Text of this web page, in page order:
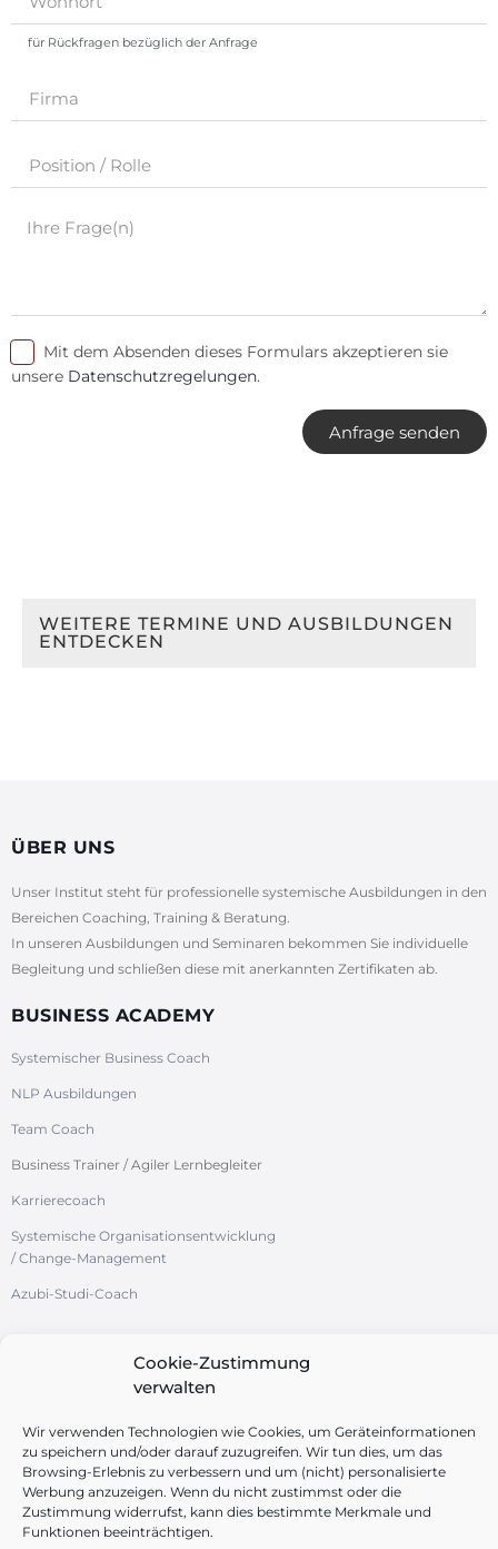
Cookie-Zustimmung
verwalten
Wir verwenden Technologien wie Cookies, um Geräteinformationen
zu speichern und/oder darauf zuzugreifen. Wir tun dies, um das
Browsing-Erlebnis zu verbessern und um (nicht) personalisierte
Werbung anzuzeigen. Wenn du nicht zustimmst oder die
Zustimmung widerrufst, kann dies bestimmte Merkmale und
Funktionen beeinträchtigen.
für Rückfragen bezüglich der Anfrage
Mit dem Absenden dieses Formulars akzeptieren sie
unsere Datenschutzregelungen.
Anfrage senden
WEITERE TERMINE UND AUSBILDUNGEN
ENTDECKEN
ÜBER UNS
Unser Institut steht für professionelle systemische Ausbildungen in den
Bereichen Coaching, Training & Beratung.
In unseren Ausbildungen und Seminaren bekommen Sie individuelle
Begleitung und schließen diese mit anerkannten Zertifikaten ab.
BUSINESS ACADEMY
Systemischer Business Coach
NLP Ausbildungen
Team Coach
Business Trainer / Agiler Lernbegleiter
Karrierecoach
Systemische Organisationsentwicklung
/ Change-Management
Azubi-Studi-Coach